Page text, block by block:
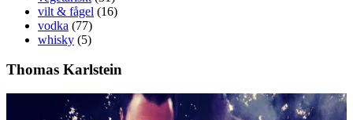
vilt & fågel (16)
vodka (77)
whisky (5)
Thomas Karlstein